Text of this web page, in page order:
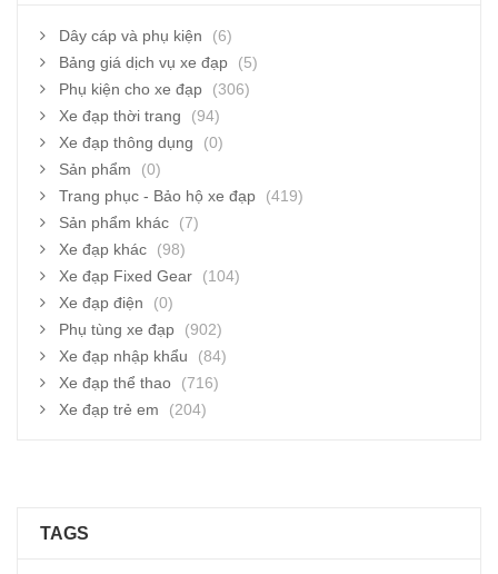
Dây cáp và phụ kiện
(6)
Bảng giá dịch vụ xe đạp
(5)
Phụ kiện cho xe đạp
(306)
Xe đạp thời trang
(94)
Xe đạp thông dụng
(0)
Sản phẩm
(0)
Trang phục - Bảo hộ xe đạp
(419)
Sản phẩm khác
(7)
Xe đạp khác
(98)
Xe đạp Fixed Gear
(104)
Xe đạp điện
(0)
Phụ tùng xe đạp
(902)
Xe đạp nhập khẩu
(84)
Xe đạp thể thao
(716)
Xe đạp trẻ em
(204)
TAGS